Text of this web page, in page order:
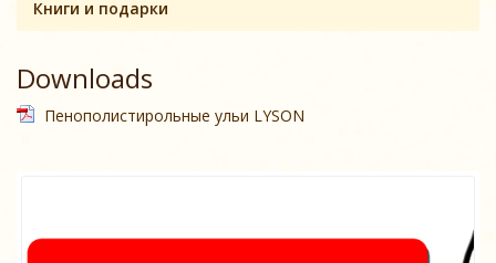
Книги и подарки
Downloads
Пенополистирольные ульи LYSON